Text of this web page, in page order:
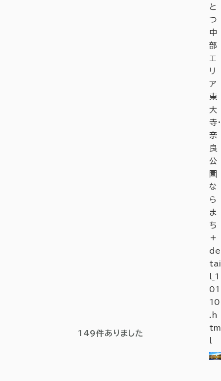
149件ありました
と
つ
中
部
エ
リ
ア
東
大
寺・
奈
良
公
園
な
ら
ま
ち
＋
de
tai
l_1
01
10
.h
tm